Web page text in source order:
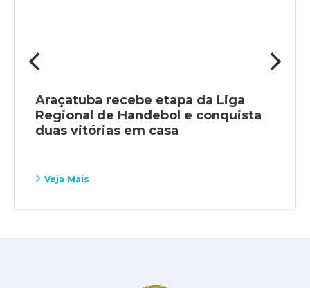
Araçatuba recebe etapa da Liga
Regional de Handebol e conquista
duas vitórias em casa
Veja Mais